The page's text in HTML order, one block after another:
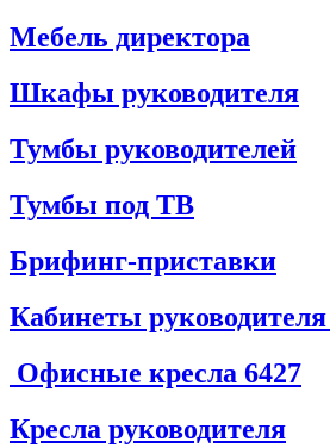
Мебель директора
Шкафы руководителя
Тумбы руководителей
Тумбы под ТВ
Брифинг-приставки
Кабинеты руководителя
Офисные кресла 6427
Кресла руководителя